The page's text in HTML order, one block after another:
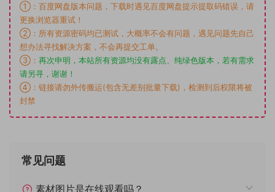
①：百度网盘版本问题，下载时遇见百度网盘提示提取码错误，请
更换浏览器重试！
②：所有资源密码均已测试，大概率不会有问题，遇见问题先自己
想办法寻找解决方案，不会再提交工单。
③： 再次申明，本站所有资源均没有露点、纯绿色版本，若有需求
请另寻，谢谢！
④：链接请勿外传搬运(包含无差别批量下载)，检测到后权限将被
封禁
常见问题
素材图片是在线观看吗？